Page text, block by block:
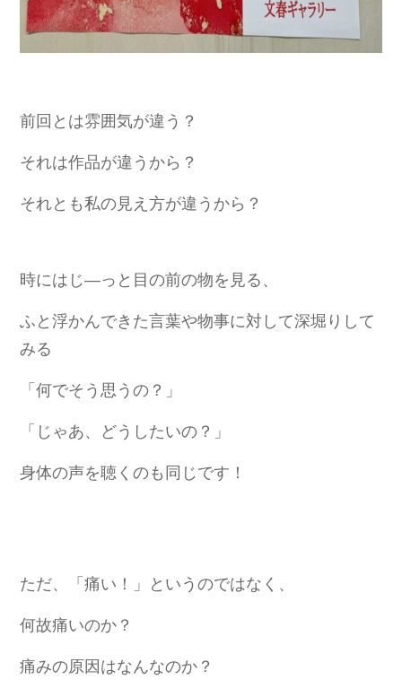
前回とは雰囲気が違う？
それは作品が違うから？
それとも私の見え方が違うから？
時にはじ―っと目の前の物を見る、
ふと浮かんできた言葉や物事に対して深堀りして
みる
「何でそう思うの？」
「じゃあ、どうしたいの？」
身体の声を聴くのも同じです！
ただ、「痛い！」というのではなく、
何故痛いのか？
痛みの原因はなんなのか？